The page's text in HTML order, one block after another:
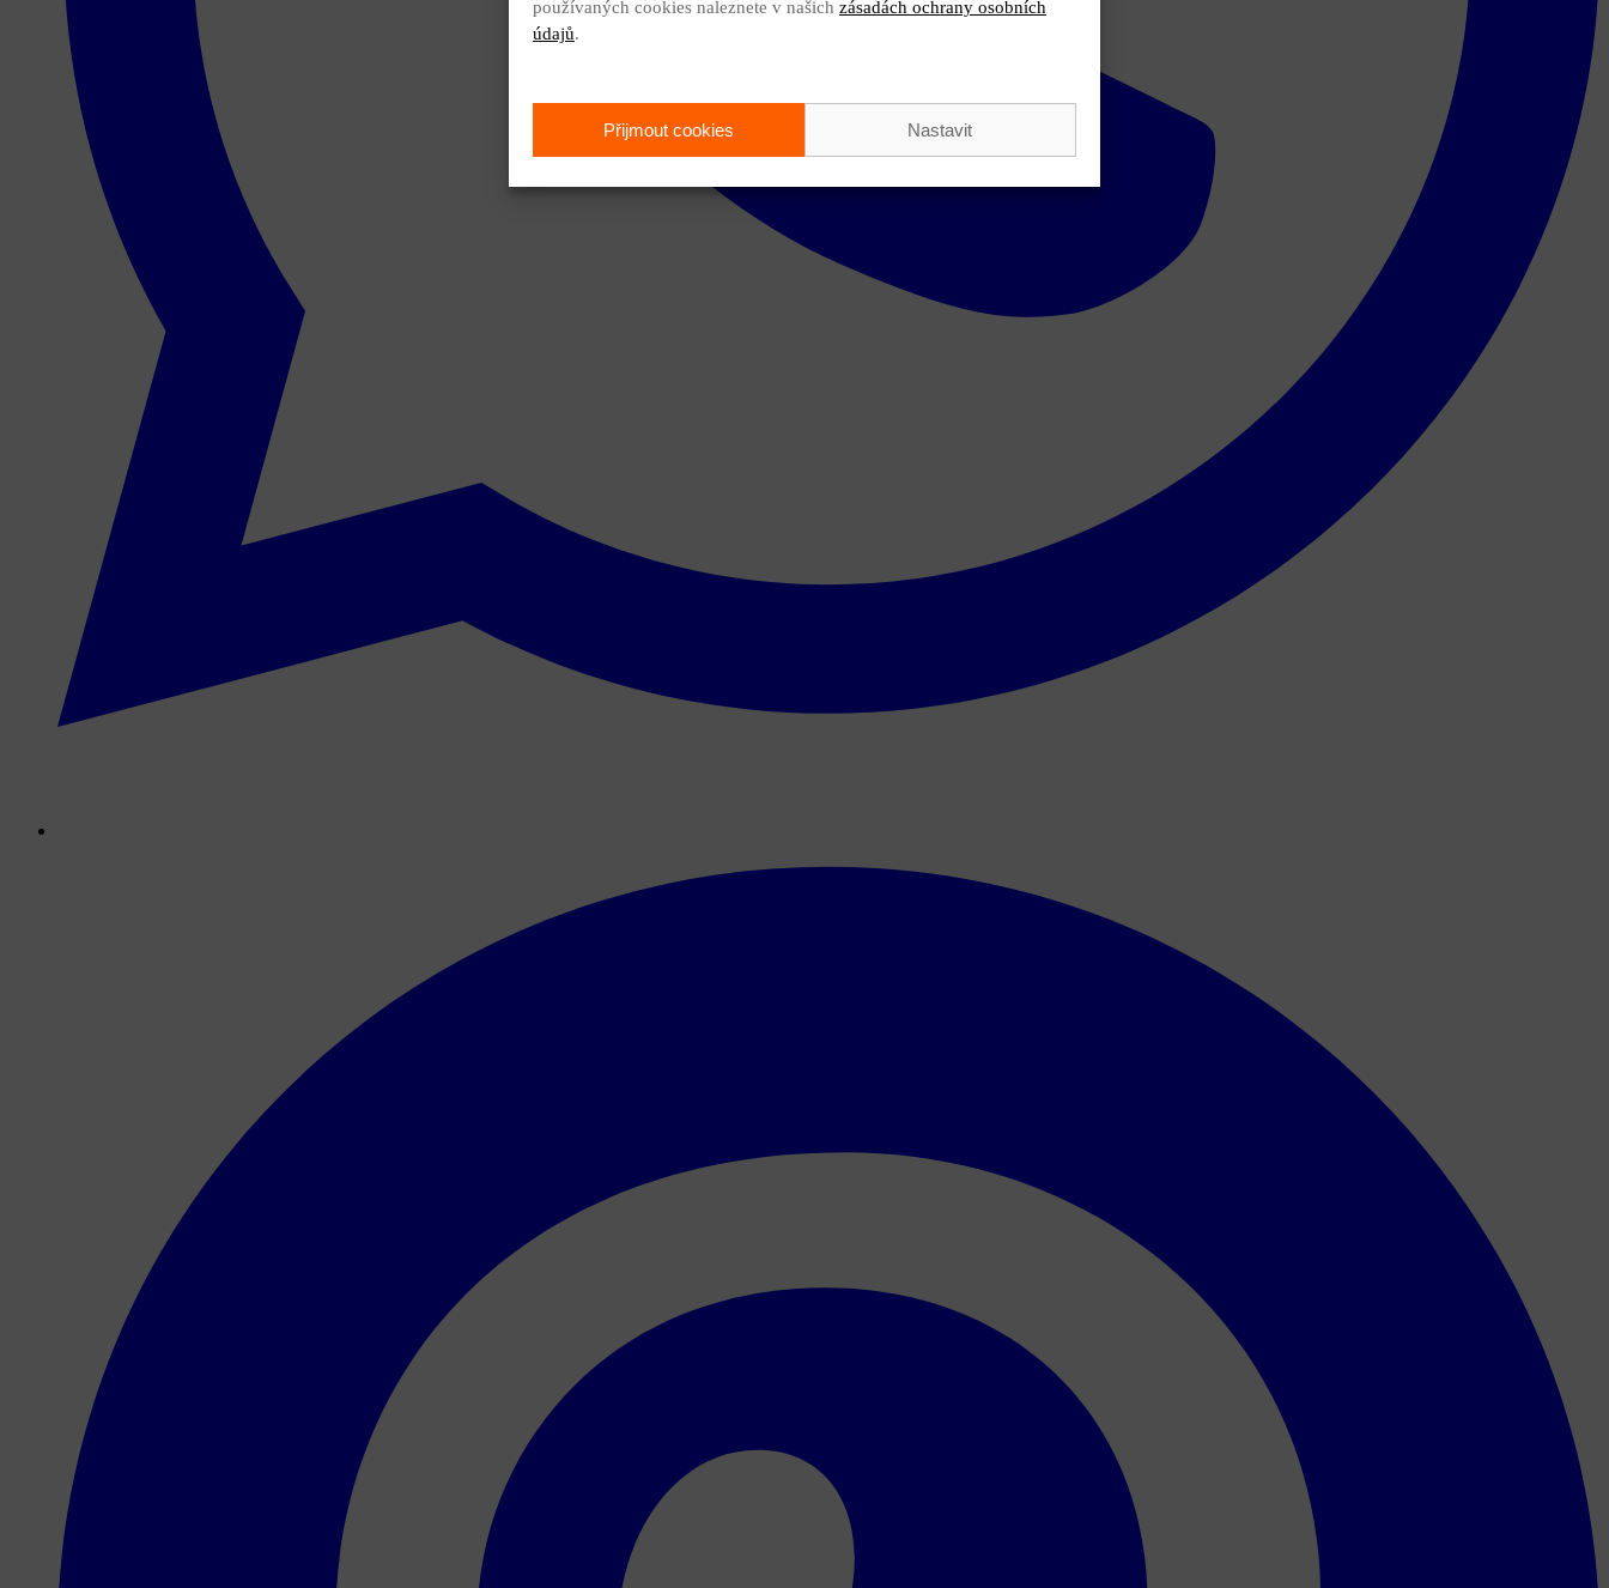
používaných cookies naleznete v našich zásadách ochrany osobních
údajů.
Přijmout cookies Nastavit